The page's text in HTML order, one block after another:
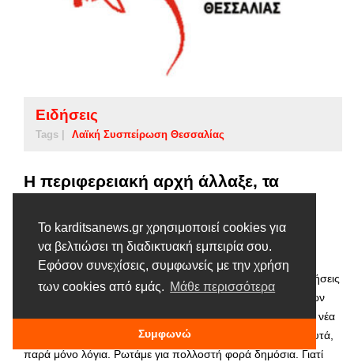
Το karditsanews.gr χρησιμοποιεί cookies για
να βελτιώσει τη διαδικτυακή εμπειρία σου.
Εφόσον συνεχίσεις, συμφωνείς με την χρήση
των cookies από εμάς. Μάθε περισσότερα
Συμφωνώ
Ειδήσεις
Tags | Λαϊκή Συσπείρωση Θεσσαλίας
Η περιφερειακή αρχή άλλαξε, τα
δήμου Καρδίτσας, παραμένουν
1 ΙΟΥΛΊΟΥ, 2024
Επανειλημένα η Λαική Συσπείρωση Θεσσαλίας, με επερωτήσεις
και παρεμβάσεις της, έχει ζητήσει την επίλυση προβλημάτων
στα ορεινά χωριά του Δήμου Καρδίτσας, ωστόσο παλιά και νέα
περιφερειακή αρχή Θεσσαλίας, δεν έχουν κάνει τίποτα γι’ αυτά,
παρά μόνο λόγια. Ρωτάμε για πολλοστή φορά δημόσια. Γιατί